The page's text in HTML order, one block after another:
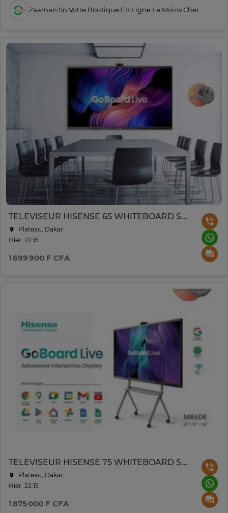
Zaaman.sn Votre Boutique En Ligne Le Moins Cher
TELEVISEUR HISENSE 65 WHITEBOARD SMART UHD 4K TACTILE
Plateau, Dakar
Hier, 22:15
1 699 900 F CFA
TELEVISEUR HISENSE 75 WHITEBOARD SMART UHD 4K TACTILE
Plateau, Dakar
Hier, 22:15
1 875 000 F CFA